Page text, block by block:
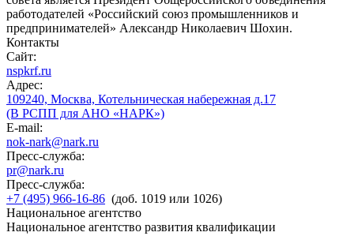
работодателей «Российский союз промышленников и
предпринимателей» Александр Николаевич Шохин.
Контакты
Сайт:
nspkrf.ru
Адрес:
109240, Москва, Котельническая набережная д.17
(В РСПП для АНО «НАРК»)
E-mail:
nok-nark@nark.ru
Пресс-служба:
pr@nark.ru
Пресс-служба:
+7 (495) 966-16-86 (доб. 1019 или 1026)
Национальное агентство
Национальное агентство развития квалификации